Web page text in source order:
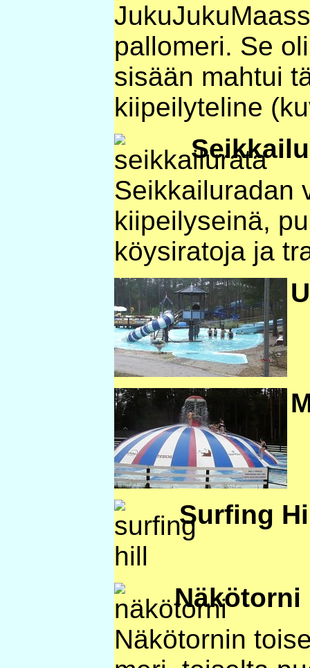
pallomeri. Se
sisään mahtui
kiipeilyteline
Seikkailuradan
kiipeilyseinä,
köysiratoja ja
Surfing
Näkötorni
Näkötornin